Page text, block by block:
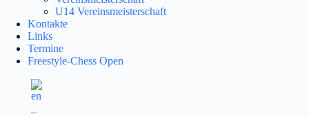
U14 Vereinsmeisterschaft
Kontakte
Links
Termine
Freestyle-Chess Open